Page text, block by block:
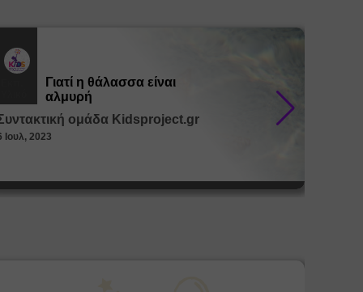
Γιατί η θάλασσα είναι
αλμυρή
ομάδα Kidsproject.gr
Ιουλ, 2023